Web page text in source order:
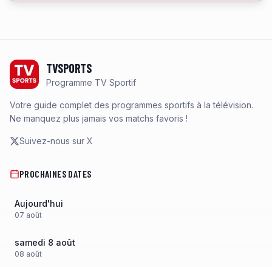
TVSPORTS
Programme TV Sportif
Votre guide complet des programmes sportifs à la télévision.
Ne manquez plus jamais vos matchs favoris !
Suivez-nous sur X
PROCHAINES DATES
Aujourd'hui
07 août
samedi 8 août
08 août